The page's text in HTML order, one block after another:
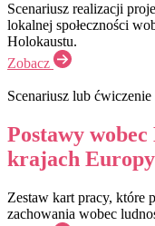
Scenariusz realizacji
lokalnej społeczności
Holokaustu.
Zobacz
Scenariusz lub ćwiczenie
Postawy
krajach
Zestaw kart pracy, które
zachowania wobec